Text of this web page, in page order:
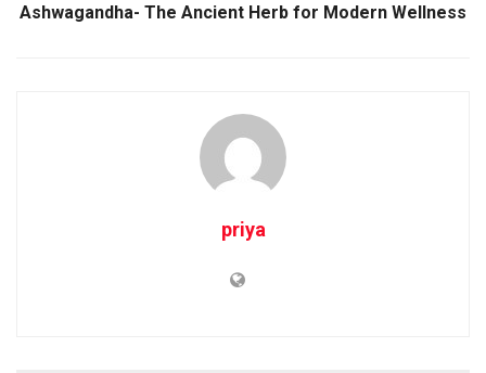
Ashwagandha- The Ancient Herb for Modern Wellness
priya